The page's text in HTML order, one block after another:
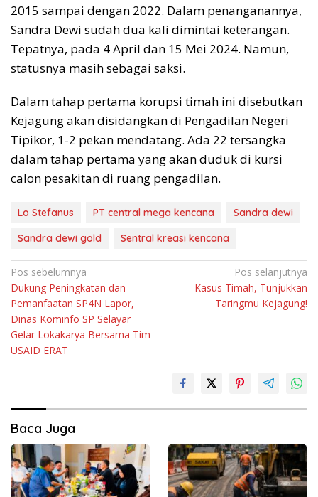
2015 sampai dengan 2022. Dalam penanganannya,
Sandra Dewi sudah dua kali dimintai keterangan.
Tepatnya, pada 4 April dan 15 Mei 2024. Namun,
statusnya masih sebagai saksi.
Dalam tahap pertama korupsi timah ini disebutkan
Kejagung akan disidangkan di Pengadilan Negeri
Tipikor, 1-2 pekan mendatang. Ada 22 tersangka
dalam tahap pertama yang akan duduk di kursi
calon pesakitan di ruang pengadilan.
Lo Stefanus PT central mega kencana
Sandra dewi
Sandra dewi gold
Sentral kreasi kencana
Navigasi
pos
Pos sebelumnya
Dukung Peningkatan dan
Pemanfaatan SP4N Lapor,
Dinas Kominfo SP Selayar
Gelar Lokakarya Bersama Tim
USAID ERAT
Pos selanjutnya
Kasus Timah, Tunjukkan
Taringmu Kejagung!
Baca Juga